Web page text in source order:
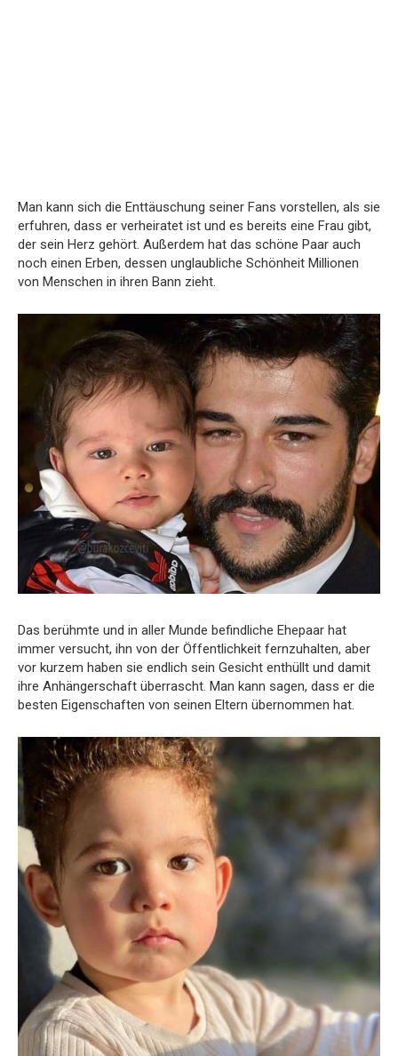
Man kann sich die Enttäuschung seiner Fans vorstellen, als sie
erfuhren, dass er verheiratet ist und es bereits eine Frau gibt,
der sein Herz gehört. Außerdem hat das schöne Paar auch
noch einen Erben, dessen unglaubliche Schönheit Millionen
von Menschen in ihren Bann zieht.
Das berühmte und in aller Munde befindliche Ehepaar hat
immer versucht, ihn von der Öffentlichkeit fernzuhalten, aber
vor kurzem haben sie endlich sein Gesicht enthüllt und damit
ihre Anhängerschaft überrascht. Man kann sagen, dass er die
besten Eigenschaften von seinen Eltern übernommen hat.